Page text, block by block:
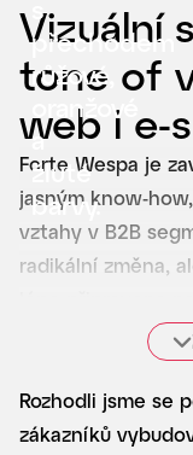
Vizuální
tone of
web i e-
Forte Wespa je
jasným know-
vztahy v B2B
radikální změna,
digitální rozvoj a
Rozhodli jsme se
zákazníků